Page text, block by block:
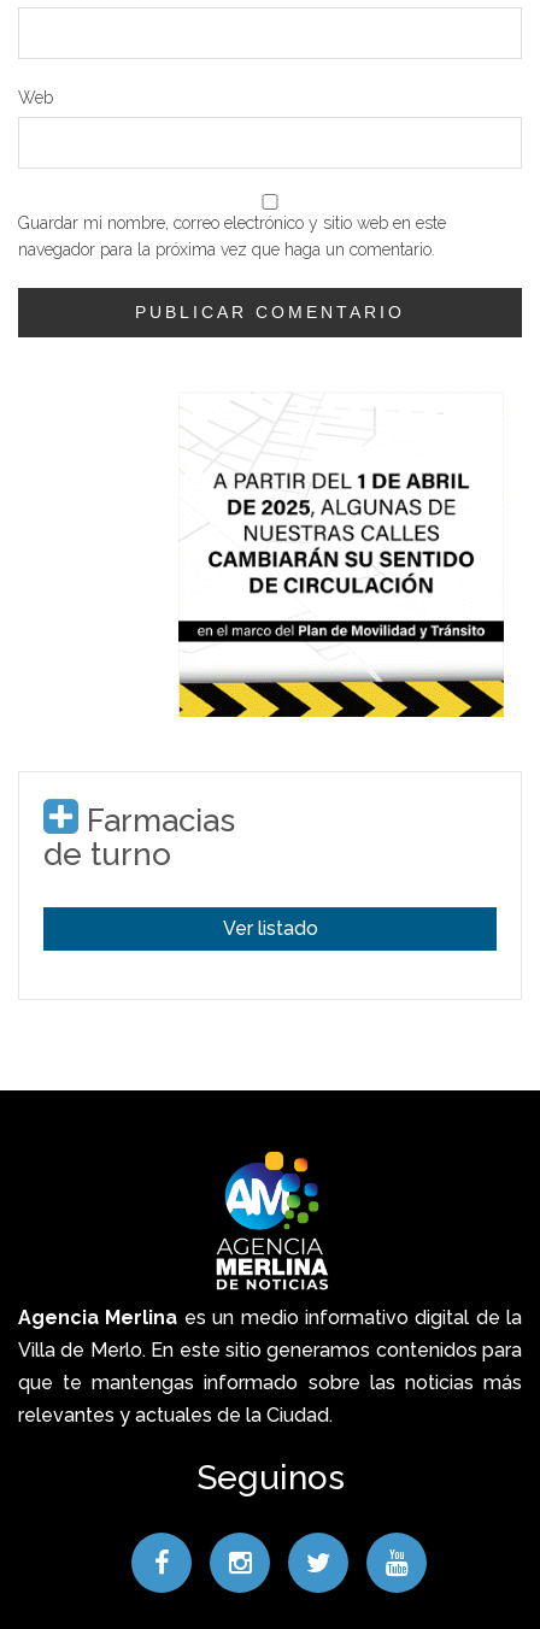
Web
Guardar mi nombre, correo electrónico y sitio web en este
navegador para la próxima vez que haga un comentario.
Farmacias
de turno
Ver listado
Agencia Merlina es un medio informativo digital de la
Villa de Merlo. En este sitio generamos contenidos para
que te mantengas informado sobre las noticias más
relevantes y actuales de la Ciudad.
Seguinos